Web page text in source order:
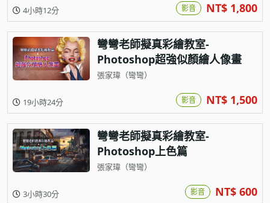
4小時12分 影音 NT$ 1,800
彎彎老師擬真彩繪教室-
Photoshop超強似顏繪人像畫
張家瑋（彎彎）
19小時24分 影音 NT$ 1,500
彎彎老師擬真彩繪教室-
Photoshop上色篇
張家瑋（彎彎）
3小時30分 影音 NT$ 600